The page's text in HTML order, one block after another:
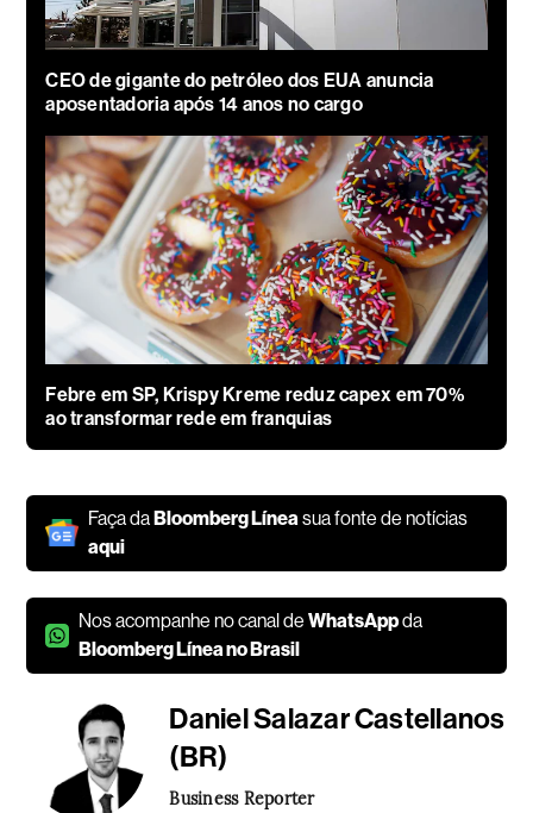
CEO de gigante do petróleo dos EUA anuncia
aposentadoria após 14 anos no cargo
Febre em SP, Krispy Kreme reduz capex em 70%
ao transformar rede em franquias
Faça daBloomberg Línea sua fonte de notícias
aqui
Nos acompanhe no canal deWhatsAppda
Bloomberg Línea no Brasil
Daniel Salazar Castellanos
(BR)
Business Reporter